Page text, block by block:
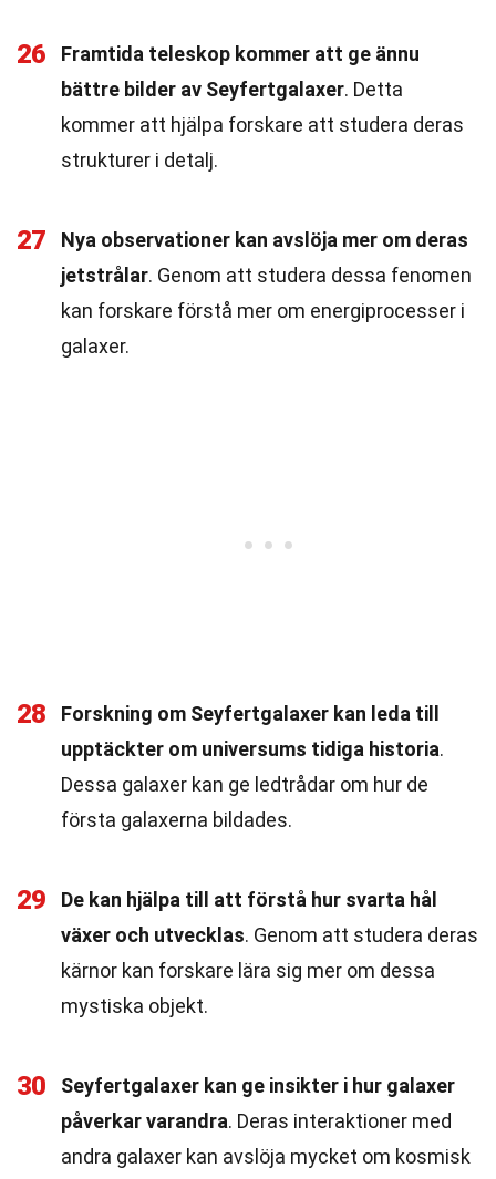
26
Framtida teleskop kommer att ge ännu
bättre bilder av Seyfertgalaxer. Detta
kommer att hjälpa forskare att studera deras
strukturer i detalj.
27
Nya observationer kan avslöja mer om deras
jetstrålar. Genom att studera dessa fenomen
kan forskare förstå mer om energiprocesser i
galaxer.
28
Forskning om Seyfertgalaxer kan leda till
upptäckter om universums tidiga historia.
Dessa galaxer kan ge ledtrådar om hur de
första galaxerna bildades.
29
De kan hjälpa till att förstå hur svarta hål
växer och utvecklas. Genom att studera deras
kärnor kan forskare lära sig mer om dessa
mystiska objekt.
30
Seyfertgalaxer kan ge insikter i hur galaxer
påverkar varandra. Deras interaktioner med
andra galaxer kan avslöja mycket om kosmisk